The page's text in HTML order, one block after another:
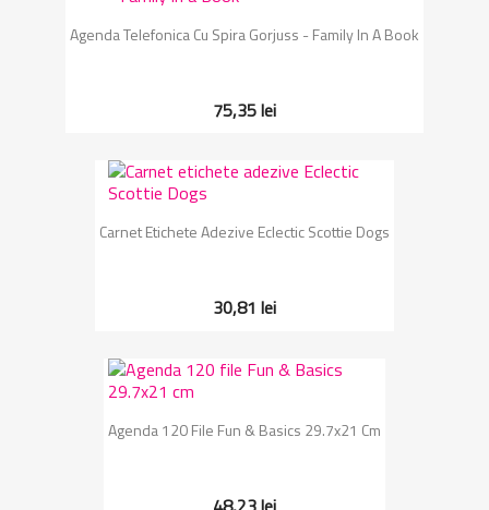
Agenda Telefonica Cu Spira Gorjuss - Family In A Book
75,35 lei
Carnet Etichete Adezive Eclectic Scottie Dogs
30,81 lei
Agenda 120 File Fun & Basics 29.7x21 Cm